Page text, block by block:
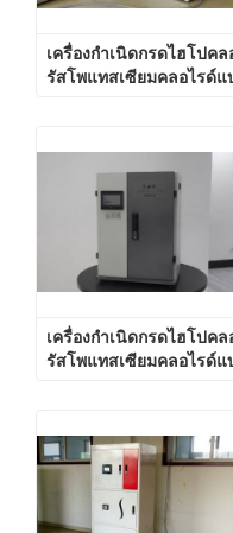
เครื่องกำเนิดกรดไฮโปคล
รัสโพแทสเซียมคลอไรด์แ
เครื่องกำเนิดกรดไฮโปคล
รัสโพแทสเซียมคลอไรด์แ